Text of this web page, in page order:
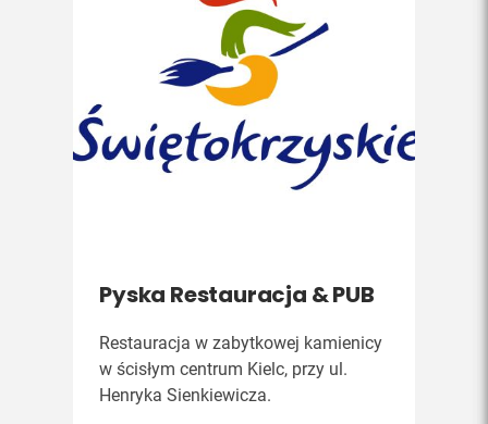
Pyska Restauracja & PUB
Restauracja w zabytkowej kamienicy
w ścisłym centrum Kielc, przy ul.
Henryka Sienkiewicza.